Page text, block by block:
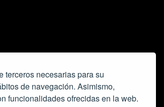
terceros necesarias para su
de navegación. Asimismo,
funcionalidades ofrecidas en la web.